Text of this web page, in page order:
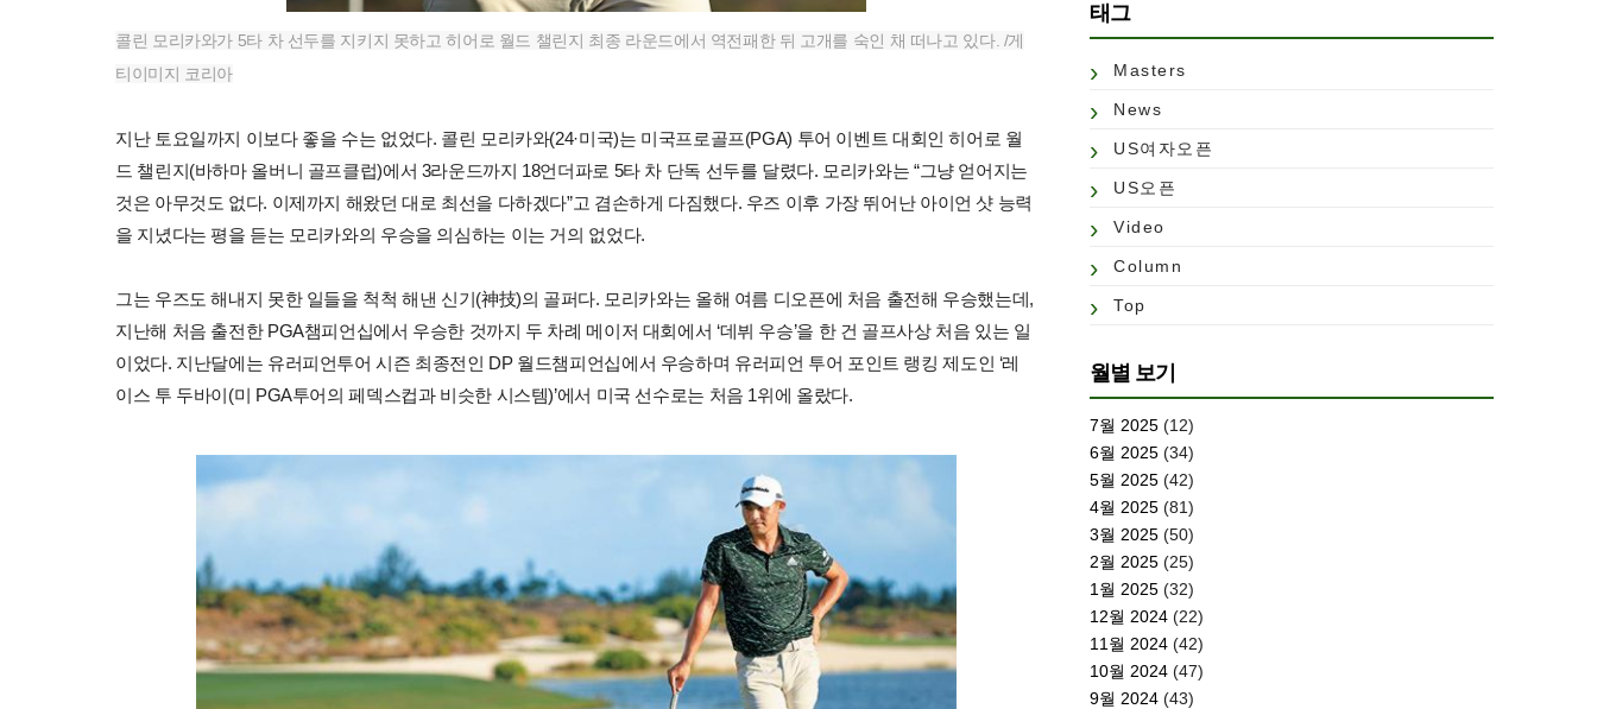
콜린 모리카와가 5타 차 선두를 지키지 못하고 히어로 월드 챌린지 최종 라운드에서 역전패한 뒤 고개를 숙인 채 떠나고 있다. /게
티이미지 코리아
지난 토요일까지 이보다 좋을 수는 없었다. 콜린 모리카와(24·미국)는 미국프로골프(PGA) 투어 이벤트 대회인 히어로 월
드 챌린지(바하마 올버니 골프클럽)에서 3라운드까지 18언더파로 5타 차 단독 선두를 달렸다. 모리카와는 “그냥 얻어지는
것은 아무것도 없다. 이제까지 해왔던 대로 최선을 다하겠다”고 겸손하게 다짐했다. 우즈 이후 가장 뛰어난 아이언 샷 능력
을 지녔다는 평을 듣는 모리카와의 우승을 의심하는 이는 거의 없었다.
그는 우즈도 해내지 못한 일들을 척척 해낸 신기(神技)의 골퍼다. 모리카와는 올해 여름 디오픈에 처음 출전해 우승했는데,
지난해 처음 출전한 PGA챔피언십에서 우승한 것까지 두 차례 메이저 대회에서 ‘데뷔 우승’을 한 건 골프사상 처음 있는 일
이었다. 지난달에는 유러피언투어 시즌 최종전인 DP 월드챔피언십에서 우승하며 유러피언 투어 포인트 랭킹 제도인 ‘레
이스 투 두바이(미 PGA투어의 페덱스컵과 비슷한 시스템)’에서 미국 선수로는 처음 1위에 올랐다.
태그
Masters
News
US여자오픈
US오픈
Video
Column
Top
월별 보기
7월 2025 (12)
6월 2025 (34)
5월 2025 (42)
4월 2025 (81)
3월 2025 (50)
2월 2025 (25)
1월 2025 (32)
12월 2024 (22)
11월 2024 (42)
10월 2024 (47)
9월 2024 (43)